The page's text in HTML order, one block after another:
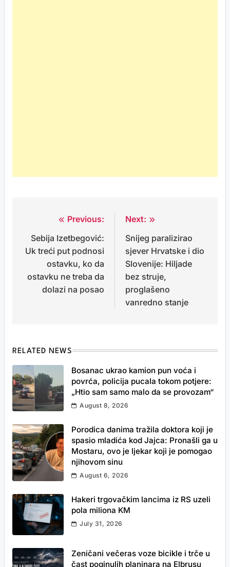
navigation
Previous:
Sebija Izetbegović:
Uk treći put podnosi
ostavku, ko da
ostavku ne treba da
dolazi na posao
Next:
Snijeg paralizirao
sjever Hrvatske i dio
Slovenije: Hiljade
bez struje,
proglašeno
vanredno stanje
RELATED NEWS
Bosanac ukrao kamion pun voća i
povrća, policija pucala tokom potjere:
„Htio sam samo malo da se provozam“
August 8, 2026
Porodica danima tražila doktora koji je
spasio mladića kod Jajca: Pronašli ga u
Mostaru, ovo je ljekar koji je pomogao
njihovom sinu
August 6, 2026
Hakeri trgovačkim lancima iz RS uzeli
pola miliona KM
July 31, 2026
Zeničani večeras voze bicikle i trče u
čast poginulih planinara na Elbrusu